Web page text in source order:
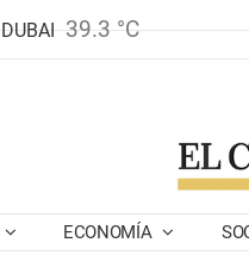
DUBAI 39.3 °C
ECONOMÍA